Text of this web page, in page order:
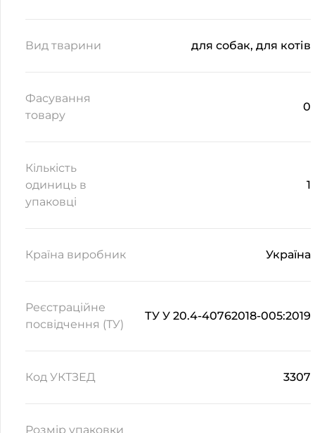
Вид тварини для собак, для котів
Фасування
товару
0
Кількість
одиниць в
упаковці
1
Країна виробник Україна
Реєстраційне
посвідчення (ТУ)
ТУ У 20.4-40762018-005:2019
Код УКТЗЕД 3307
Розмір упаковки